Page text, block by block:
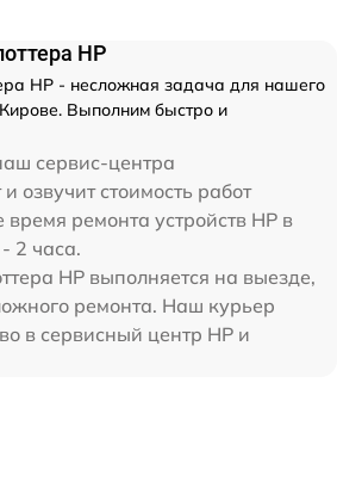
HP
HP - несложная задача для нашего
Выполним быстро и
сервис-центра
озвучит стоимость работ
время ремонта устройств HP в
2 часа.
HP выполняется на выезде,
ремонта. Наш курьер
в сервисный центр HP и